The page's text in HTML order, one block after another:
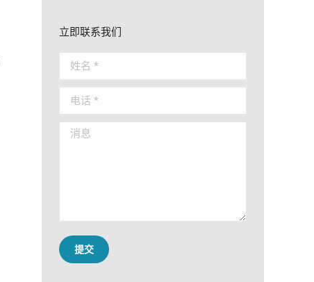
立即联系我们
姓名 *
电话 *
消息
提交